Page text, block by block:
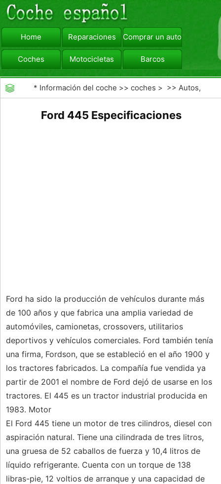
Home Reparaciones Comprar un automóvil
Coches Motocicletas Barcos
viajar Camiones
* Información del coche >>coches > >>Autos,
Ford 445 Especificaciones
Ford ha sido la producción de vehículos durante más
de 100 años y que fabrica una amplia variedad de
automóviles, camionetas, crossovers, utilitarios
deportivos y vehículos comerciales. Ford también tenía
una firma, Fordson, que se estableció en el año 1900 y
los tractores fabricados. La compañía fue vendida ya
partir de 2001 el nombre de Ford dejó de usarse en los
tractores. El 445 es un tractor industrial producida en
1983. Motor
El Ford 445 tiene un motor de tres cilindros, diesel con
aspiración natural. Tiene una cilindrada de tres litros,
una gruesa de 52 caballos de fuerza y ​​10,4 litros de
líquido refrigerante. Cuenta con un torque de 138
libras-pie, 12 voltios de arranque y una capacidad de